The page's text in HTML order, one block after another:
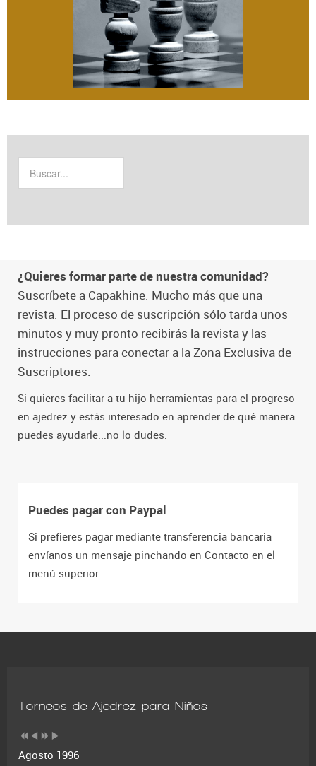
¿Quieres formar parte de nuestra comunidad?
Suscríbete a Capakhine. Mucho más que una
revista. El proceso de suscripción sólo tarda unos
minutos y muy pronto recibirás la revista y las
instrucciones para conectar a la Zona Exclusiva de
Suscriptores.
Si quieres facilitar a tu hijo herramientas para el progreso
en ajedrez y estás interesado en aprender de qué manera
puedes ayudarle...no lo dudes.
Puedes pagar con Paypal
Si prefieres pagar mediante transferencia bancaria
envíanos un mensaje pinchando en Contacto en el
menú superior
Torneos de Ajedrez para Niños
Agosto 1996